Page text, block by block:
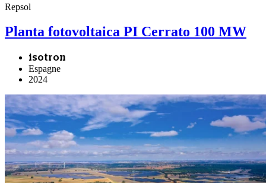
Repsol
Planta fotovoltaica PI Cerrato 100 MW
isotron
Espagne
2024